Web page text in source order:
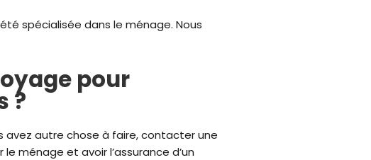
spécialisée dans le ménage. Nous
pour
?
avez autre chose à faire, contacter une
ménage et avoir l’assurance d’un